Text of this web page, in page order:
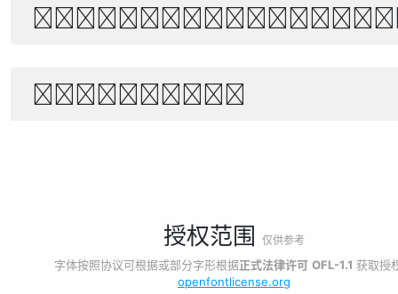
Θέλει αρετή και
1234567890
授权范围 仅供参考
字体按照协议可根据或部分字形根据正式法律许可 OFL-1.1 获取授
openfontlicense.org